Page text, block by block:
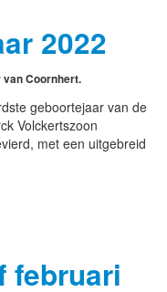
2022
Coornhert.
geboortejaar van de
Volckertszoon
met een uitgebreid
februari